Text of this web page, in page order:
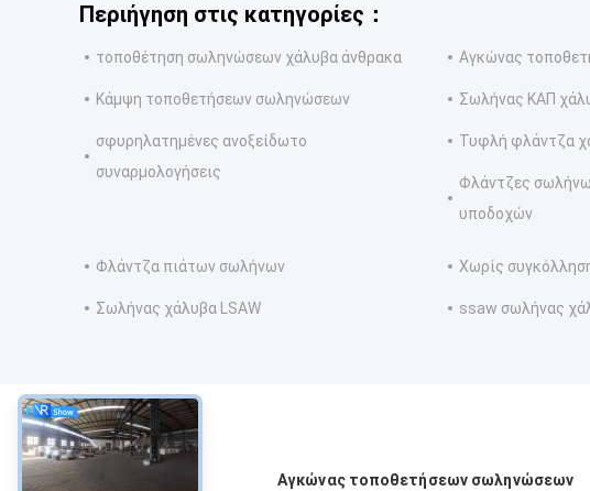
Περιήγηση στις κατηγορίες：
τοποθέτηση σωληνώσεων χάλυβα άνθρακα Αγκώνας
Κάμψη τοποθετήσεων σωληνώσεων Σωλήνας ΚΑΠ
σφυρηλατημένες ανοξείδωτο
συναρμολογήσεις
Τυφλή φλάντζα
Φλάντζες
υποδοχών
Φλάντζα πιάτων σωλήνων Χωρίς
Σωλήνας χάλυβα LSAW ssaw σωλήνας
Αγκώνας τοποθετήσεων σωληνώσεων